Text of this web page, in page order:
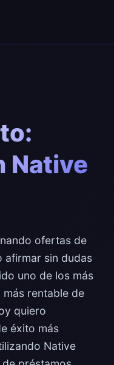
Native
ofertas de
afirmar sin dudas
uno de los más
rentable de
quiero
éxito más
Native